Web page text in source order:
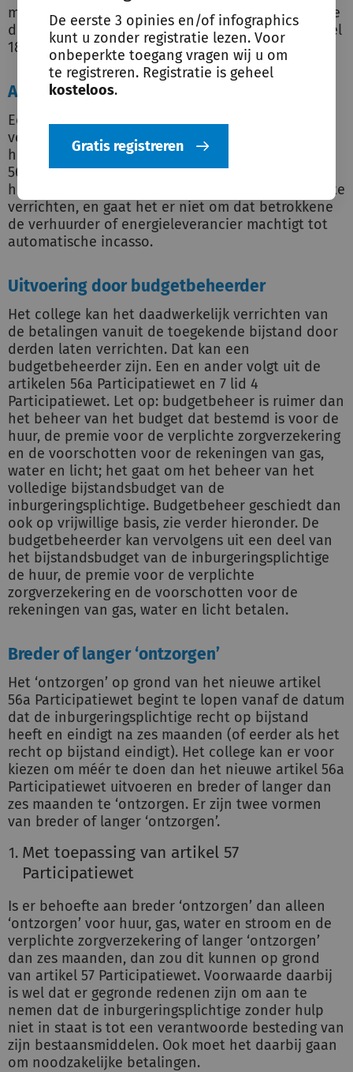
De eerste 3 opinies en/of infographics
kunt u zonder registratie lezen. Voor
onbeperkte toegang vragen wij u om
te registreren. Registratie is geheel
kosteloos.
Gratis registreren
machtiging te ondertekenen, dan moet het college
de bijstandsuitkering verlagen op grond van artikel
18 Participatiewet en de afstemmingsverordening.
Automatische incasso
Een machtiging tot automatische incasso door de
verhuurder of energieleverancier valt niet onder
het nieuwe artikel 56a Participatiewet. Bij artikel
56a Participatiewet gaat het erom dat betrokkene
het college machtigt om namens hem betalingen te
verrichten, en gaat het er niet om dat betrokkene
de verhuurder of energieleverancier machtigt tot
automatische incasso.
Uitvoering door budgetbeheerder
Het college kan het daadwerkelijk verrichten van
de betalingen vanuit de toegekende bijstand door
derden laten verrichten. Dat kan een
budgetbeheerder zijn. Een en ander volgt uit de
artikelen 56a Participatiewet en 7 lid 4
Participatiewet. Let op: budgetbeheer is ruimer dan
het beheer van het budget dat bestemd is voor de
huur, de premie voor de verplichte zorgverzekering
en de voorschotten voor de rekeningen van gas,
water en licht; het gaat om het beheer van het
volledige bijstandsbudget van de
inburgeringsplichtige. Budgetbeheer geschiedt dan
ook op vrijwillige basis, zie verder hieronder. De
budgetbeheerder kan vervolgens uit een deel van
het bijstandsbudget van de inburgeringsplichtige
de huur, de premie voor de verplichte
zorgverzekering en de voorschotten voor de
rekeningen van gas, water en licht betalen.
Breder of langer ‘ontzorgen’
Het ‘ontzorgen’ op grond van het nieuwe artikel
56a Participatiewet begint te lopen vanaf de datum
dat de inburgeringsplichtige recht op bijstand
heeft en eindigt na zes maanden (of eerder als het
recht op bijstand eindigt). Het college kan er voor
kiezen om méér te doen dan het nieuwe artikel 56a
Participatiewet uitvoeren en breder of langer dan
zes maanden te ‘ontzorgen. Er zijn twee vormen
van breder of langer ‘ontzorgen’.
Met toepassing van artikel 57
Participatiewet
Is er behoefte aan breder ‘ontzorgen’ dan alleen
‘ontzorgen’ voor huur, gas, water en stroom en de
verplichte zorgverzekering of langer ‘ontzorgen’
dan zes maanden, dan zou dit kunnen op grond
van artikel 57 Participatiewet. Voorwaarde daarbij
is wel dat er gegronde redenen zijn om aan te
nemen dat de inburgeringsplichtige zonder hulp
niet in staat is tot een verantwoorde besteding van
zijn bestaansmiddelen. Ook moet het daarbij gaan
om noodzakelijke betalingen.